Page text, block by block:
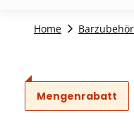
Home Barzubehör
Mengenrabatt